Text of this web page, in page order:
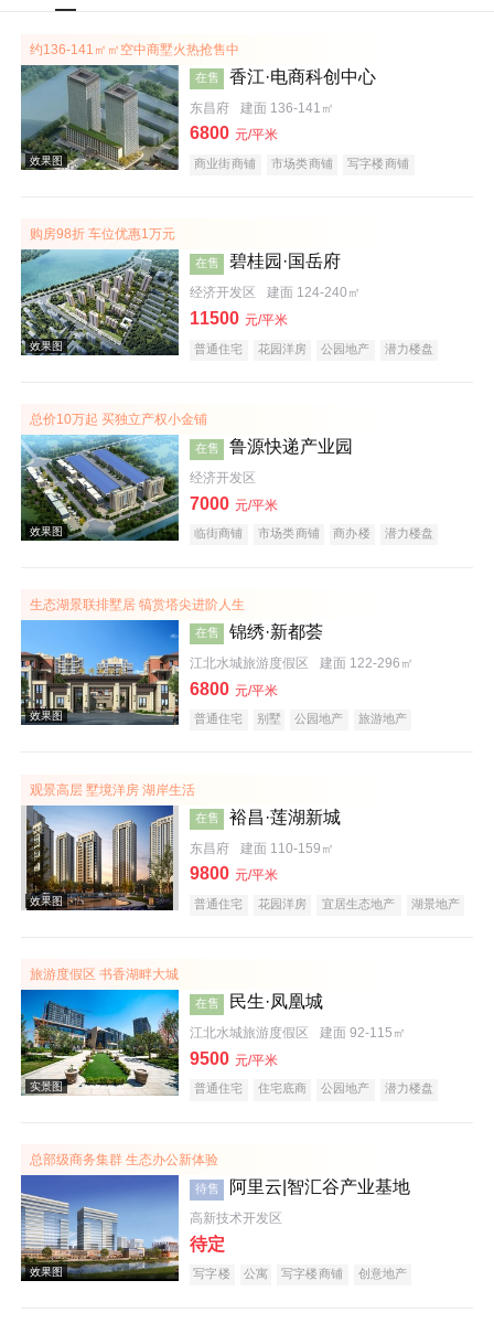
约136-141㎡㎡空中商墅火热抢售中
效果图
在售 香江·电商科创中心
东昌府 建面 136-141㎡
6800 元/平米
商业街商铺 市场类商铺
写字楼商铺
购房98折 车位优惠1万元
效果图
在售 碧桂园·国岳府
经济开发区 建面 124-240㎡
11500 元/平米
普通住宅 花园洋房 公园地产
潜力楼盘
总价10万起 买独立产权小金铺
效果图
在售 鲁源快递产业园
经济开发区
7000 元/平米
临街商铺 市场类商铺 商办楼
潜力楼盘
生态湖景联排墅居 犒赏塔尖进阶人生
效果图
在售 锦绣·新都荟
江北水城旅游度假区 建面 122-296㎡
6800 元/平米
普通住宅 别墅 公园地产
旅游地产
观景高层 墅境洋房 湖岸生活
在售 裕昌·莲湖新城
东昌府 建面 110-159㎡
9800 元/平米
普通住宅 花园洋房 宜居生态地产
湖景地产
旅游度假区 书香湖畔大城
在售 民生·凤凰城
江北水城旅游度假区 建面 92-115㎡
9500 元/平米
普通住宅 住宅底商 公园地产
潜力楼盘
总部级商务集群 生态办公新体验
待售 阿里云|智汇谷产业基地
高新技术开发区
待定
写字楼 公寓 写字楼商铺
创意地产